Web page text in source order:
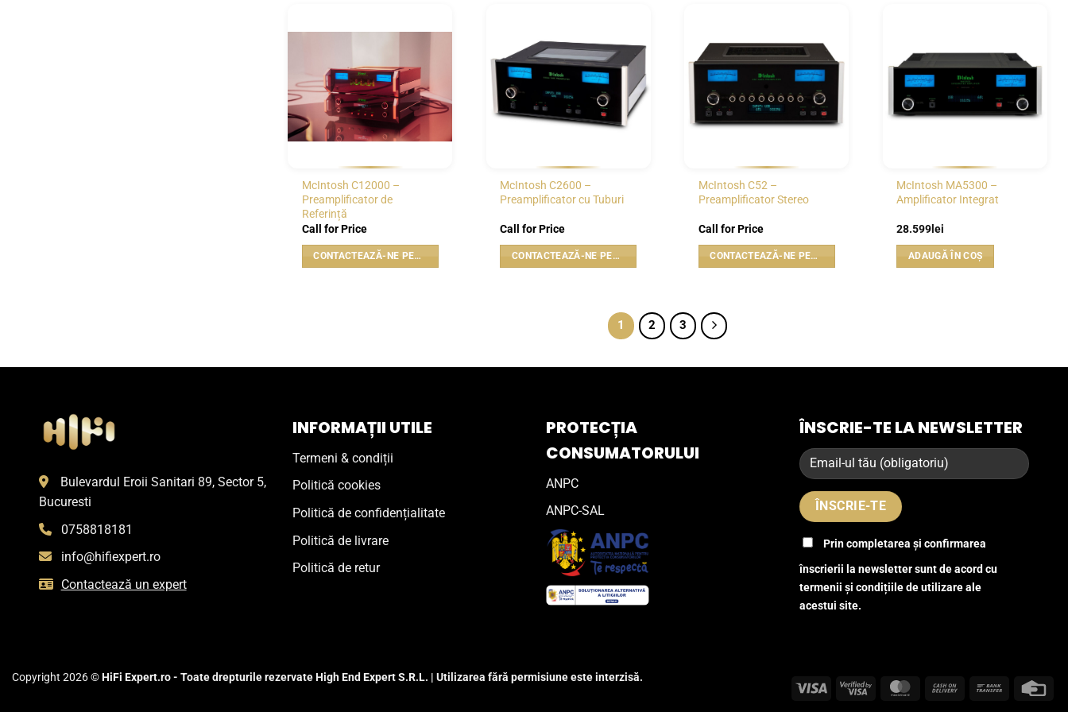
McIntosh C12000 –
Preamplificator de
Referință
Call for Price
CONTACTEAZĂ-NE PENTRU PREȚ
WISHLIST
McIntosh C2600 –
Preamplificator cu Tuburi
Call for Price
CONTACTEAZĂ-NE PENTRU PREȚ
WISHLIST
McIntosh C52 –
Preamplificator Stereo
Call for Price
CONTACTEAZĂ-NE PENTRU PREȚ
WISHLIST
McIntosh MA5300 –
Amplificator Integrat
28.599lei
ADAUGĂ ÎN COȘ
1 2 3
Bulevardul Eroii Sanitari 89, Sector 5,
Bucuresti
0758818181
info@hifiexpert.ro
Contactează un expert
INFORMAȚII UTILE
Termeni & condiții
Politică cookies
Politică de confidențialitate
Politică de livrare
Politică de retur
PROTECȚIA
CONSUMATORULUI
ANPC
ANPC-SAL
ÎNSCRIE-TE LA NEWSLETTER
Prin completarea și confirmarea
înscrierii la newsletter sunt de acord cu
termenii și condițiile de utilizare ale
acestui site.
Visa
Visa
MasterCardCash
Bank
Copyright 2026 ©HiFi Expert.ro - Toate drepturile rezervate High End Expert S.R.L. | Utilizarea fără permisiune este interzisă.